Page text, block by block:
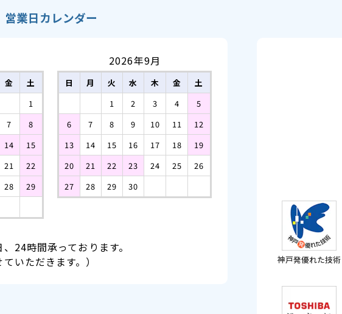
営業日カレンダー
金
土
1
7
8
14
15
21
22
28
29
2026年9月
日 月 火 水 木 金
土
1
2 3 4
5
6
7 8 9 10 11
12
13
14 15 16 17 18
19
20
21 22 23 24 25
26
27
28 29 30
24時間承っております。
いただきます。）
神戸発優れた技術